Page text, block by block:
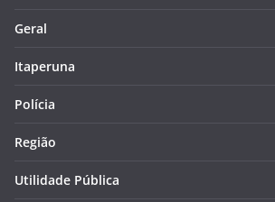
Geral
Itaperuna
Polícia
Região
Utilidade Pública